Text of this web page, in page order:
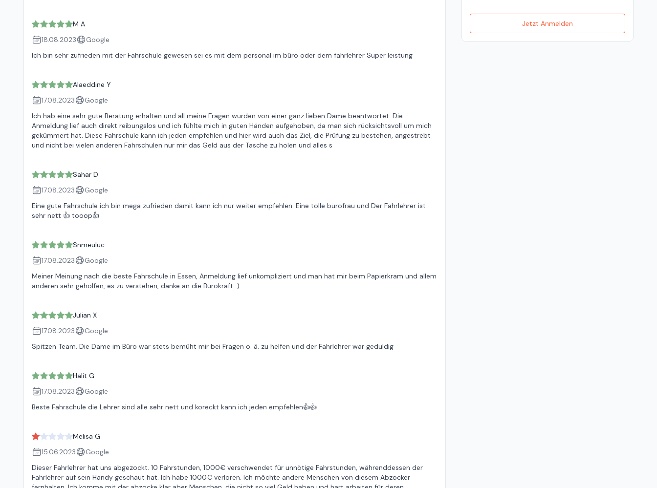
M A
18.08.2023
Google
Ich bin sehr zufrieden mit der Fahrschule gewesen sei es mit dem personal im büro oder dem fahrlehrer Super leistung
Alaeddine Y
17.08.2023
Google
Ich hab eine sehr gute Beratung erhalten und all meine Fragen wurden von einer ganz lieben Dame beantwortet. Die
Anmeldung lief auch direkt reibungslos und ich fühlte mich in guten Händen aufgehoben, da man sich rücksichtsvoll um mich
gekümmert hat. Diese Fahrschule kann ich jeden empfehlen und hier wird auch das Ziel, die Prüfung zu bestehen, angestrebt
und nicht bei vielen anderen Fahrschulen nur mir das Geld aus der Tasche zu holen und alles s
Sahar D
17.08.2023
Google
Eine gute Fahrschule ich bin mega zufrieden damit kann ich nur weiter empfehlen. Eine tolle bürofrau und Der Fahrlehrer ist
sehr nett 👍 tooop👍
Snmeuluc
17.08.2023
Google
Meiner Meinung nach die beste Fahrschule in Essen, Anmeldung lief unkompliziert und man hat mir beim Papierkram und allem
anderen sehr geholfen, es zu verstehen, danke an die Bürokraft :)
Julian X
17.08.2023
Google
Spitzen Team. Die Dame im Büro war stets bemüht mir bei Fragen o. ä. zu helfen und der Fahrlehrer war geduldig
Halit G
17.08.2023
Google
Beste Fahrschule die Lehrer sind alle sehr nett und koreckt kann ich jeden empfehlen👍👍
Melisa G
15.06.2023
Google
Dieser Fahrlehrer hat uns abgezockt. 10 Fahrstunden, 1000€ verschwendet für unnötige Fahrstunden, währenddessen der
Fahrlehrer auf sein Handy geschaut hat. Ich habe 1000€ verloren. Ich möchte andere Menschen von diesem Abzocker
Jetzt Anmelden